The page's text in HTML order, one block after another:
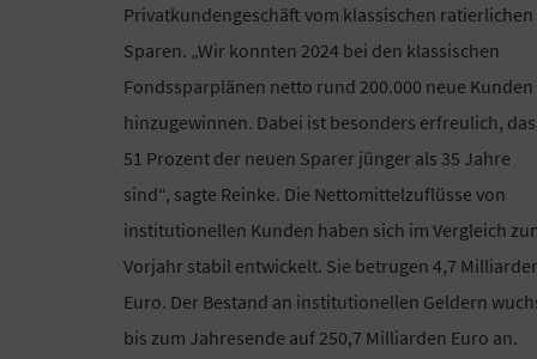
Privatkundengeschäft vom klassischen ratierlichen
Sparen. „Wir konnten 2024 bei den klassischen
Fondssparplänen netto rund 200.000 neue Kunden
hinzugewinnen. Dabei ist besonders erfreulich,
51 Prozent der neuen Sparer jünger als 35 Jahre
sind“, sagte Reinke. Die Nettomittelzuflüsse von
institutionellen Kunden haben sich im Vergleich
Vorjahr stabil entwickelt. Sie betrugen 4,7
Euro. Der Bestand an institutionellen Geldern
bis zum Jahresende auf 250,7 Milliarden Euro an.